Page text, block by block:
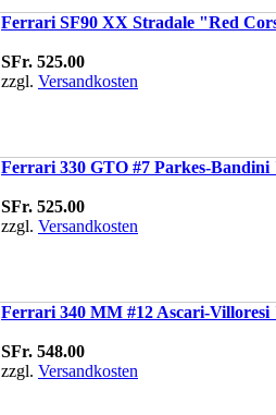
Ferrari SF90 XX Stradale "Red
SFr. 525.00
zzgl. Versandkosten
Ferrari 330 GTO #7 Parkes-
SFr. 525.00
zzgl. Versandkosten
Ferrari 340 MM #12 Ascari-
SFr. 548.00
zzgl. Versandkosten